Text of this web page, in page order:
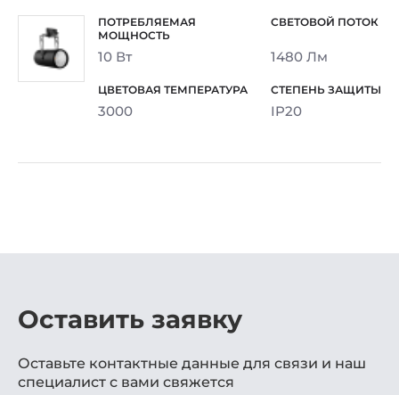
10 Вт 1480 Лм
3000 IP20
Оставить заявку
Оставьте контактные данные для связи и наш
специалист с вами свяжется